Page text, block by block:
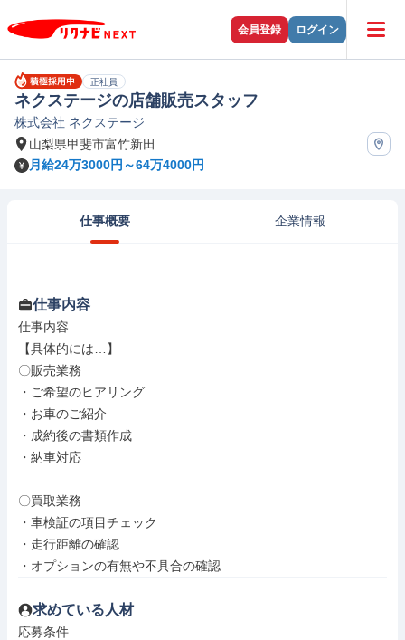
会員登録 ログイン
正社員
ネクステージの店舗販売スタッフ
株式会社 ネクステージ
山梨県甲斐市富竹新田
月給24万3000円～64万4000円
仕事概要 企業情報
仕事内容
仕事内容
【具体的には…】
〇販売業務
・ご希望のヒアリング
・お車のご紹介
・成約後の書類作成
・納車対応
〇買取業務
・車検証の項目チェック
・走行距離の確認
・オプションの有無や不具合の確認
求めている人材
応募条件